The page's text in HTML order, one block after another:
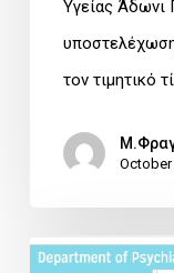
Υγείας Άδωνι
τον τιμητικό
October
«ΕΓΚΕΦΑΛΟΣ